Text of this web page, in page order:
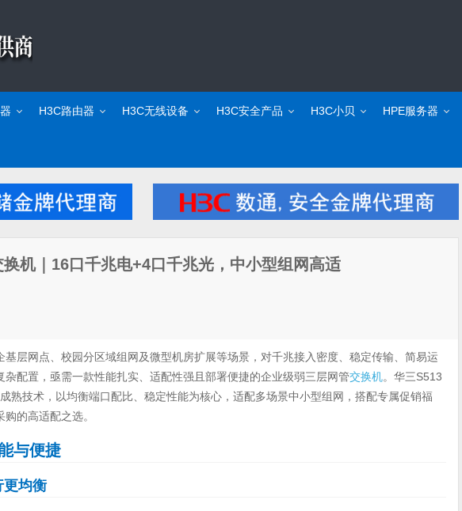
H3C路由器 H3C无线设备 H3C安全产品 H3C小贝 HPE服务器
机｜16口千兆电+4口千兆光，中小型组网高适
基层网点、校园分区域组网及微型机房扩展等场景，对千兆接入密度、稳定传输、简易运
配置，亟需一款性能扎实、适配性强且部署便捷的企业级弱三层网管交换机。华三S513
熟技术，以均衡端口配比、稳定性能为核心，适配多场景中小型组网，搭配专属促销福
的高适配之选。
与便捷
更均衡